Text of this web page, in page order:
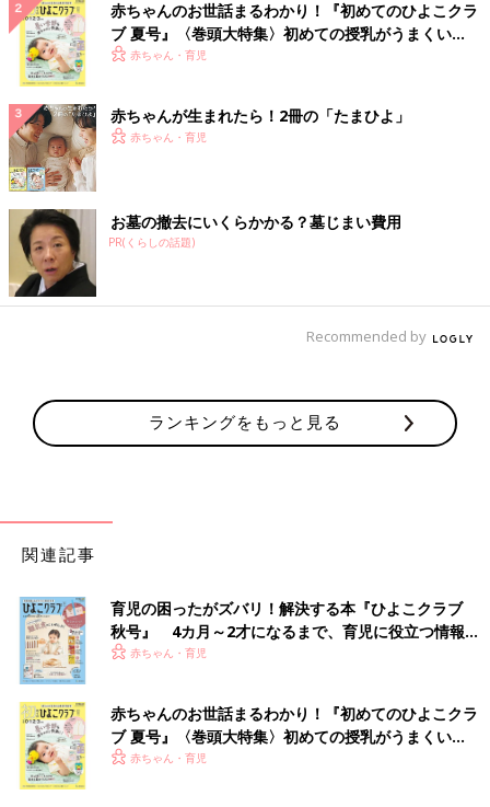
でも、正直、子どもの世話に追われて、大人同士はほとんど喋れ
ない！何時間も一緒にいても、喋ったのはほんの１０分ぐらいな
それでもやっぱり、次回も子連れで会いたくなってしまう！だっ
て、親も子どもも楽しめるなんて、超貴重な機会なので！ 付き合
ってくれる友人家族に感謝です。
[わぐり]
赤ちゃんのお世話まるわかり！『初めてのひよこクラ
ブ 夏号』〈巻頭大特集〉初めての授乳がうまくい
く！ おっぱい・ミルクの基本と夏のトラブル 解決テ
赤ちゃん・育児
赤ちゃんが生まれたら！2冊の「たまひよ」
赤ちゃん・育児
お墓の撤去にいくらかかる？墓じまい費用
PR(くらしの話題)
Recommended by
ランキングをもっと見る
関連記事
育児の困ったがズバリ！解決する本『ひよこクラブ
秋号』 4カ月～2才になるまで、育児に役立つ情報が
いっぱい！
赤ちゃん・育児
赤ちゃんのお世話まるわかり！『初めてのひよこクラ
ブ 夏号』〈巻頭大特集〉初めての授乳がうまくい
く！ おっぱい・ミルクの基本と夏のトラブル 解決テ
赤ちゃん・育児